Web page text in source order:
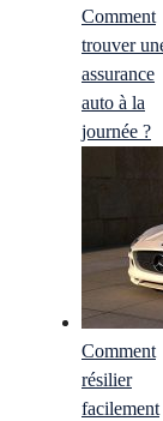
Comment
trouver
assurance
auto à la
journée ?
Comment
résilier
facilement